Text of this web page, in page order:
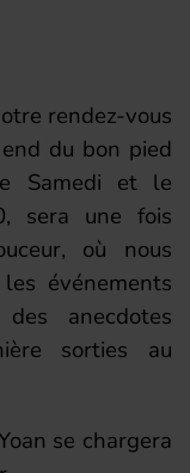
rendez-vous
du bon pied
Samedi et le
sera une fois
où nous
événements
anecdotes
sorties au
se chargera